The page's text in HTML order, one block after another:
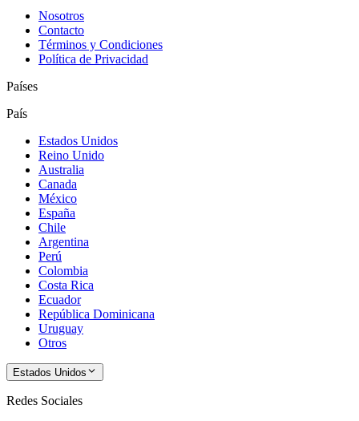
Nosotros
Contacto
Términos y Condiciones
Política de Privacidad
Países
País
Estados Unidos
Reino Unido
Australia
Canada
México
España
Chile
Argentina
Perú
Colombia
Costa Rica
Ecuador
República Dominicana
Uruguay
Otros
Estados Unidos
Redes Sociales